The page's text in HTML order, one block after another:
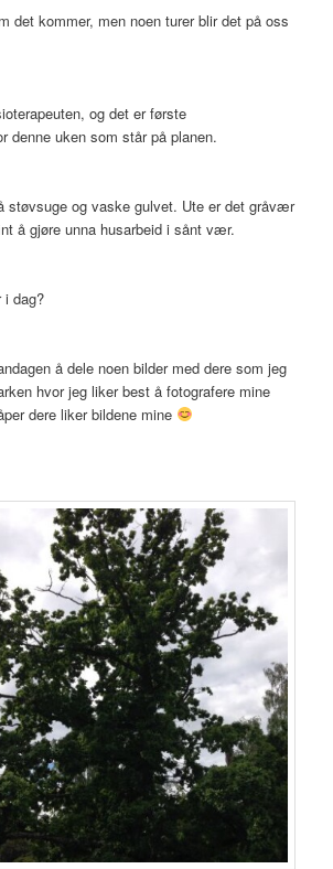
det kommer, men noen turer blir det på oss
og det er første
denne uken som står på planen.
støvsuge og vaske gulvet. Ute er det gråvær
å gjøre unna husarbeid i sånt vær.
i dag?
å dele noen bilder med dere som jeg
hvor jeg liker best å fotografere mine
dere liker bildene mine